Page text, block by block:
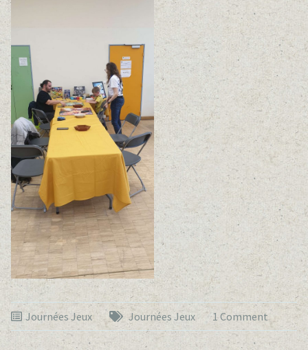
Journées Jeux Journées Jeux 1 Comment